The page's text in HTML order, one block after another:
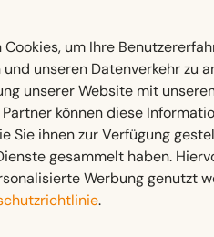
EuroParcs Marina
um Ihre
unseren Datenverkehr zu
unserer Website mit
können diese
Sie ihnen zur Verfügung
gesammelt haben.
Werbung genutzt
.